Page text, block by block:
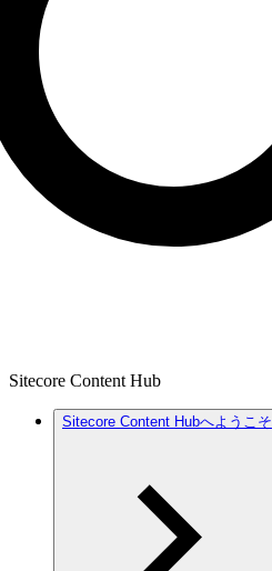
Sitecore Content Hub
Sitecore Content Hubへようこそ